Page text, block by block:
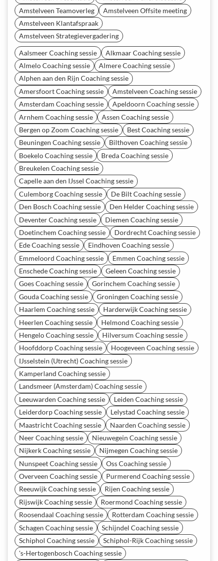
Amstelveen Teamoverleg
Amstelveen Offsite meeting
Amstelveen Klantafspraak
Amstelveen Strategievergadering
Aalsmeer Coaching sessie
Alkmaar Coaching sessie
Almelo Coaching sessie
Almere Coaching sessie
Alphen aan den Rijn Coaching sessie
Amersfoort Coaching sessie
Amstelveen Coaching sessie
Amsterdam Coaching sessie
Apeldoorn Coaching sessie
Arnhem Coaching sessie
Assen Coaching sessie
Bergen op Zoom Coaching sessie
Best Coaching sessie
Beuningen Coaching sessie
Bilthoven Coaching sessie
Boekelo Coaching sessie
Breda Coaching sessie
Breukelen Coaching sessie
Capelle aan den IJssel Coaching sessie
Culemborg Coaching sessie
De Bilt Coaching sessie
Den Bosch Coaching sessie
Den Helder Coaching sessie
Deventer Coaching sessie
Diemen Coaching sessie
Doetinchem Coaching sessie
Dordrecht Coaching sessie
Ede Coaching sessie
Eindhoven Coaching sessie
Emmeloord Coaching sessie
Emmen Coaching sessie
Enschede Coaching sessie
Geleen Coaching sessie
Goes Coaching sessie
Gorinchem Coaching sessie
Gouda Coaching sessie
Groningen Coaching sessie
Haarlem Coaching sessie
Harderwijk Coaching sessie
Heerlen Coaching sessie
Helmond Coaching sessie
Hengelo Coaching sessie
Hilversum Coaching sessie
Hoofddorp Coaching sessie
Hoogeveen Coaching sessie
IJsselstein (Utrecht) Coaching sessie
Kamperland Coaching sessie
Landsmeer (Amsterdam) Coaching sessie
Leeuwarden Coaching sessie
Leiden Coaching sessie
Leiderdorp Coaching sessie
Lelystad Coaching sessie
Maastricht Coaching sessie
Naarden Coaching sessie
Neer Coaching sessie
Nieuwegein Coaching sessie
Nijkerk Coaching sessie
Nijmegen Coaching sessie
Nunspeet Coaching sessie
Oss Coaching sessie
Overveen Coaching sessie
Purmerend Coaching sessie
Reeuwijk Coaching sessie
Rijen Coaching sessie
Rijswijk Coaching sessie
Roermond Coaching sessie
Roosendaal Coaching sessie
Rotterdam Coaching sessie
Schagen Coaching sessie
Schijndel Coaching sessie
Schiphol Coaching sessie
Schiphol-Rijk Coaching sessie
's-Hertogenbosch Coaching sessie